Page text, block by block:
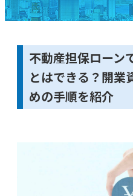
不動産担保ローン
とはできる？開業
めの手順を紹介